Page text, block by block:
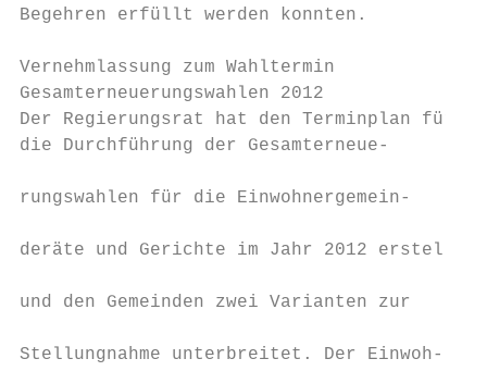
Begehren erfüllt werden konnten.
Vernehmlassung zum Wahltermin
Gesamterneuerungswahlen 2012
Der Regierungsrat hat den Terminplan für
die Durchführung der
rungswahlen für die
deräte und Gerichte im Jahr 2012
und den Gemeinden zwei Varianten
Stellungnahme unterbreitet. Der